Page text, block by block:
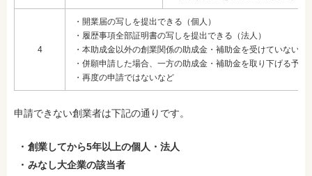
4
・開業届の写しを提出できる（個人）
・履歴事項全部証明書の写しを提出できる（法人）
・本助成金以外の創業関係の助成金・補助金を受けていない
・併願申請した場合、一方の助成金・補助金を取り下げる予定
・再度の申請ではないなど
申請できない創業者は下記の通りです。
創業してから5年以上の個人・法人
みなし大企業の該当者